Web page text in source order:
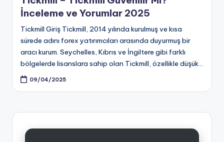
İnceleme ve Yorumlar 2025
Tickmill Giriş Tickmill, 2014 yılında kurulmuş ve kısa
sürede adını forex yatırımcıları arasında duyurmuş bir
aracı kurum. Seychelles, Kıbrıs ve İngiltere gibi farklı
bölgelerde lisanslara sahip olan Tickmill, özellikle düşük…
09/04/2025